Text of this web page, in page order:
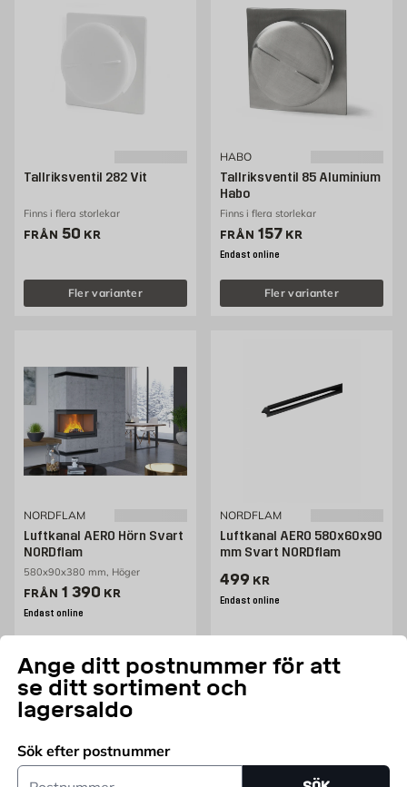
Ange ditt postnummer för att
se ditt sortiment och
lagersaldo
Sök efter postnummer
Postnummer
Tallriksventil 282 Vit
Finns i flera storlekar
FRÅN Pris 50 kr
50 KR
Fler varianter
HABO
Tallriksventil 85 Aluminium
Habo
Finns i flera storlekar
FRÅN Pris 157 kr
157 KR
Endast online
Fler varianter
NORDFLAM
Luftkanal AERO Hörn Svart
NORDflam
580x90x380 mm, Höger
FRÅN Pris 1390 kr
1 390 KR
Endast online
NORDFLAM
Luftkanal AERO 580x60x90
mm Svart NORDflam
Pris 499 kr
499 KR
Endast online